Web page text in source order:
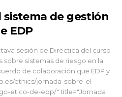
sistema de gestión
EDP
sesión de Directica del curso
sobre sistemas de riesgo en la
de colaboración que EDP y
ethics/jornada-sobre-el-
etico-de-edp/" title="Jornada